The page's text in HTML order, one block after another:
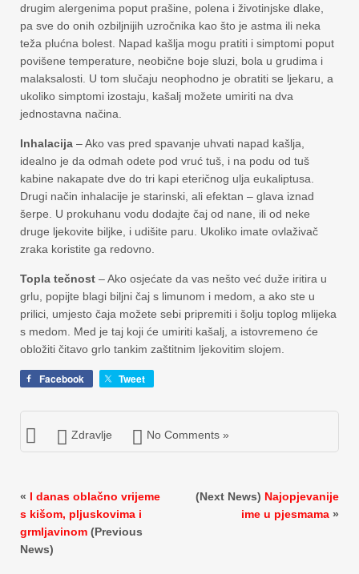
drugim alergenima poput prašine, polena i životinjske dlake,
pa sve do onih ozbiljnijih uzročnika kao što je astma ili neka
teža plućna bolest. Napad kašlja mogu pratiti i simptomi poput
povišene temperature, neobične boje sluzi, bola u grudima i
malaksalosti. U tom slučaju neophodno je obratiti se ljekaru, a
ukoliko simptomi izostaju, kašalj možete umiriti na dva
jednostavna načina.
Inhalacija – Ako vas pred spavanje uhvati napad kašlja,
idealno je da odmah odete pod vruć tuš, i na podu od tuš
kabine nakapate dve do tri kapi eteričnog ulja eukaliptusa.
Drugi način inhalacije je starinski, ali efektan – glava iznad
šerpe. U prokuhanu vodu dodajte čaj od nane, ili od neke
druge ljekovite biljke, i udišite paru. Ukoliko imate ovlaživač
zraka koristite ga redovno.
Topla tečnost – Ako osjećate da vas nešto već duže iritira u
grlu, popijte blagi biljni čaj s limunom i medom, a ako ste u
prilici, umjesto čaja možete sebi pripremiti i šolju toplog mlijeka
s medom. Med je taj koji će umiriti kašalj, a istovremeno će
obložiti čitavo grlo tankim zaštitnim ljekovitim slojem.
Facebook Tweet
Zdravlje No Comments »
« I danas oblačno vrijeme
s kišom, pljuskovima i
grmljavinom (Previous
News)
(Next News) Najopjevanije
ime u pjesmama »